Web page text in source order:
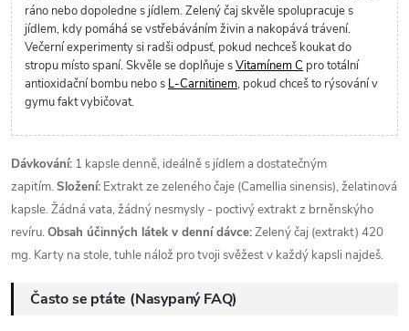
ráno nebo dopoledne s jídlem. Zelený čaj skvěle spolupracuje s
jídlem, kdy pomáhá se vstřebáváním živin a nakopává trávení.
Večerní experimenty si radši odpusť, pokud nechceš koukat do
stropu místo spaní. Skvěle se doplňuje sVitamínem C pro totální
antioxidační bombu nebo s L-Carnitinem, pokud chceš to rýsování v
gymu fakt vybičovat.
Dávkování: 1 kapsle denně, ideálně s jídlem a dostatečným
zapitím.Složení: Extrakt ze zeleného čaje (Camellia sinensis), želatinová
kapsle. Žádná vata, žádný nesmysly - poctivý extrakt z brněnskýho
revíru.Obsah účinných látek v denní dávce:Zelený čaj (extrakt) 420
mg. Karty na stole, tuhle nálož pro tvoji svěžest v každý kapsli najdeš.
Často se ptáte (Nasypaný FAQ)